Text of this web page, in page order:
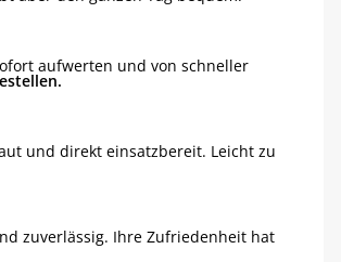
aufwerten und von schneller
und direkt einsatzbereit. Leicht zu
zuverlässig. Ihre Zufriedenheit hat